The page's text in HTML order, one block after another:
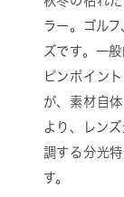
ラー。ゴル
ズです。一
ピンポイン
が、素材自
より、レン
調する分光
す。